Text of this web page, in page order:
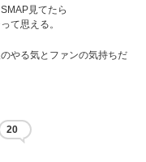
見てたら
て思える。
やる気とファンの気持ちだ
20